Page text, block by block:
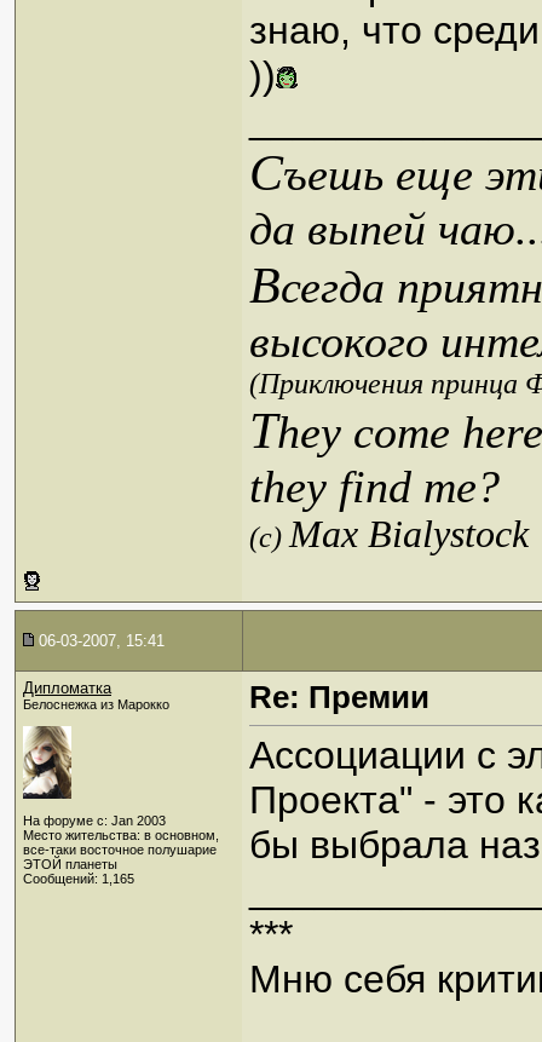
знаю, что
))
Съешь еще
да выпей
Всегда
высокого
(Приключения принца
They come
they find me?
(c)Max Bialystock
06-03-2007, 15:41
Дипломатка
Белоснежка из Марокко
На форуме с: Jan 2003
Место жительства: в основном,
все-таки восточное полушарие
ЭТОЙ планеты
Сообщений: 1,165
Re: Премии
Ассоциации с
Проекта" - это
бы выбрала
***
Мню себя